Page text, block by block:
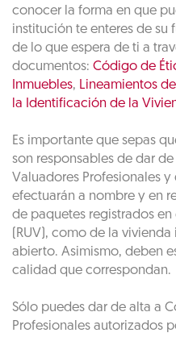
conocer la forma en que
institución te enteres de
de lo que espera de ti a
documentos: Código de
Inmuebles, Lineamientos
la Identificación de la
Es importante que sepas
son responsables de dar
Valuadores Profesionales
efectuarán a nombre y en
de paquetes registrados
(RUV), como de la
abierto. Asimismo, deben
calidad que correspondan.
Sólo puedes dar de alta a
Profesionales autorizados